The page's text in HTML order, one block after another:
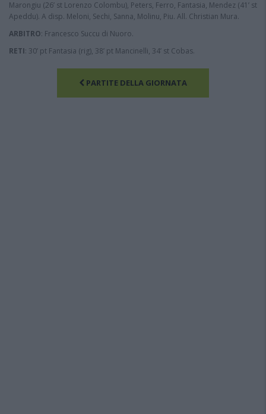
Marongiu (26’ st Lorenzo Colombu), Peters, Ferro, Fantasia, Mendez (41’ st
Apeddu). A disp. Meloni, Sechi, Sanna, Molinu, Piu. All. Christian Mura.
ARBITRO: Francesco Succu di Nuoro.
RETI: 30’ pt Fantasia (rig), 38’ pt Mancinelli, 34’ st Cobas.
PARTITE DELLA GIORNATA